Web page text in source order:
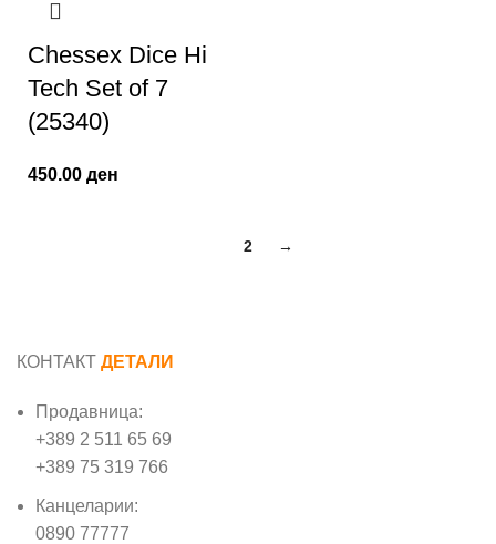
Chessex Dice Hi
Tech Set of 7
(25340)
450.00 ден
2 →
КОНТАКТ ДЕТАЛИ
Продавница:
+389 2 511 65 69
+389 75 319 766
Канцеларии:
0890 77777